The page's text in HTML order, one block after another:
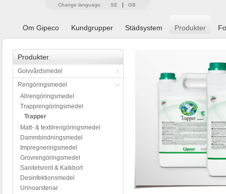
Change language SE GB
Om Gipeco Kundgrupper Städsystem Produkter
Produkter
Golvvårdsmedel
Rengöringsmedel
Allrengöringsmedel
Trapprengöringsmedel
Trapper
Matt- & textilrengöringsmedel
Dammbindningsmedel
Impregneringsmedel
Grovrengöringsmedel
Sanitetsrent & Kalkbort
Desinfektionsmedel
Urinoarstenar